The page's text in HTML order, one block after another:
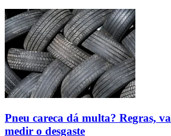
Pneu careca dá multa? Regras,
medir o desgaste